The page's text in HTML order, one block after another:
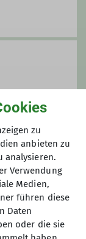
zu
anbieten zu
analysieren.
Verwendung
Medien,
führen diese
Daten
oder die sie